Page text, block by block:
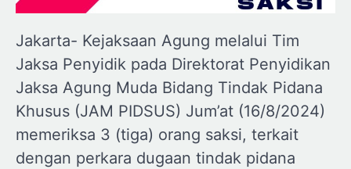
Jakarta- Kejaksaan Agung melalui Tim
Jaksa Penyidik pada Direktorat Penyidikan
Jaksa Agung Muda Bidang Tindak Pidana
Khusus (JAM PIDSUS) Jum’at (16/8/2024)
memeriksa 3 (tiga) orang saksi, terkait
dengan perkara dugaan tindak pidana